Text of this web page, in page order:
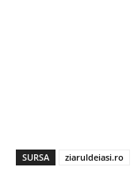
SURSA ziaruldeiasi.ro